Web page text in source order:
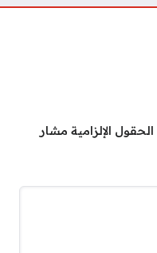
الحقول الإلزامية مشار